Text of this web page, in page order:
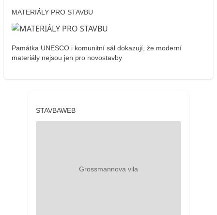
MATERIÁLY PRO STAVBU
Památka UNESCO i komunitní sál dokazují, že moderní
materiály nejsou jen pro novostavby
STAVBAWEB